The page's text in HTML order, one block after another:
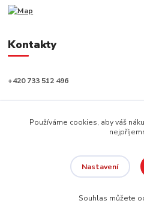
Kontakty
+420 733 512 496
info@capushop.cz
Vytvořeno na
Používáme cookies, aby váš
Nastavení
Souhlas můžete